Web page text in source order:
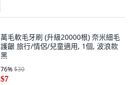
萬毛軟毛牙刷 (升級20000根) 奈米細毛
護齦 旅行/情侶/兒童適用, 1個, 波浪款
黑
76%$30
$7